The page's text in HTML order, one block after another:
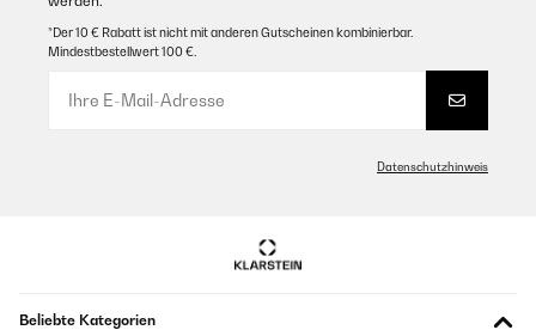
La recomiendo, es una gozada como hace los hielos, no son
vivienda, es el tamaño ideal
*Der 10 € Rabatt ist nicht mit anderen Gutscheinen kombinierbar.
Mindestbestellwert 100 €.
Datenschutzhinweis
Beliebte Kategorien